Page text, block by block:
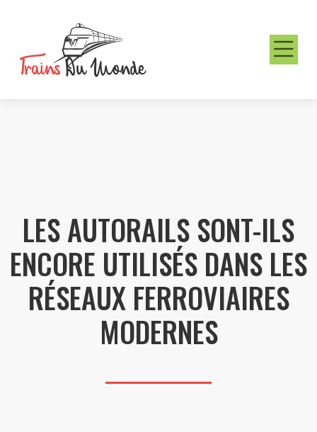
LES AUTORAILS SONT-ILS
ENCORE UTILISÉS DANS LES
RÉSEAUX FERROVIAIRES
MODERNES